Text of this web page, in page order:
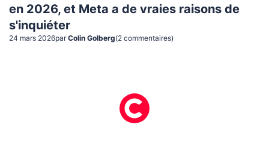
en 2026, et Meta a de vraies raisons de
s'inquiéter
24 mars 2026par Colin Golberg(2 commentaires)